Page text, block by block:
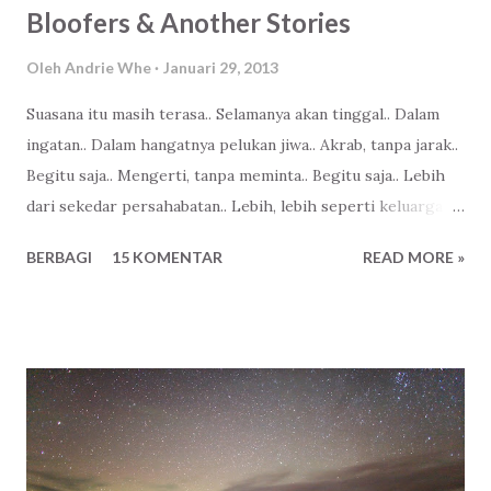
Bloofers & Another Stories
Oleh Andrie Whe Januari 29, 2013
Suasana itu masih terasa.. Selamanya akan tinggal.. Dalam
ingatan.. Dalam hangatnya pelukan jiwa.. Akrab, tanpa jarak..
Begitu saja.. Mengerti, tanpa meminta.. Begitu saja.. Lebih
dari sekedar persahabatan.. Lebih, lebih seperti keluarga...
BERBAGI 15 KOMENTAR READ MORE »